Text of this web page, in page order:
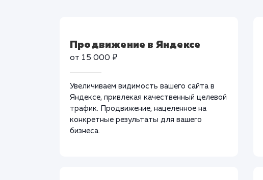
Продвижение в Яндексе
от 15 000 ₽
Увеличиваем видимость вашего сайта в
Яндексе, привлекая качественный целевой
трафик. Продвижение, нацеленное на
конкретные результаты для вашего
бизнеса.